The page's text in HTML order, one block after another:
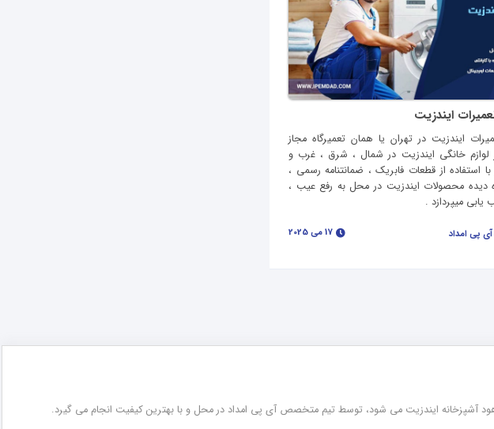
ایندزیت
ایندزیت در تهران یا همان تعمیرگاه مجاز
لوازم خانگی ایندزیت در شمال ، شرق ، غرب و
استفاده از قطعات فابریک ، ضمانتنامه رسمی ،
دیده محصولات ایندزیت در محل به رفع عیب ،
میپردازد .
پی امداد
آشپزخانه ایندزیت می شود، توسط تیم متخصص آی پی امداد در محل و با بهترین کیفیت انجام می گیرد.